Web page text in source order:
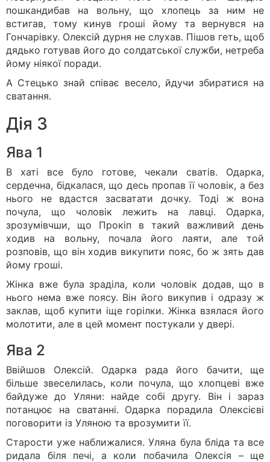
пошкандибав на вольну, що хлопець за ним не
встигав, тому кинув гроші йому та вернувся на
Гончарівку. Олексій дурня не слухав. Пішов геть, щоб
дядько готував його до солдатської служби, нетреба
йому ніякої поради.
А Стецько знай співає весело, йдучи збиратися на
сватання.
Дія 3
Ява 1
В хаті все було готове, чекали сватів. Одарка,
сердечна, бідкалася, що десь пропав її чоловік, а без
нього не вдастся засватати дочку. Тоді ж вона
почула, що чоловік лежить на лавці. Одарка,
зрозумівчши, що Прокіп в такий важливий день
ходив на вольну, почала його лаяти, але той
розповів, що він ходив викупити пояс, бо ж зять дав
йому гроші.
Жінка вже була зраділа, коли чоловік додав, що в
нього нема вже поясу. Він його викупив і одразу ж
заклав, щоб купити іще горілки. Жінка взялася його
молотити, але в цей момент постукали у двері.
Ява 2
Ввійшов Олексій. Одарка рада його бачити, ще
більше звеселилась, коли почула, що хлопцеві вже
байдуже до Уляни: найде собі другу. Він і зараз
потанцює на сватанні. Одарка порадила Олексієві
поговорити із Уляною та врозумити її.
Старости уже наближалися. Уляна була бліда та все
ридала біля печі, а коли побачила Олексія – ще